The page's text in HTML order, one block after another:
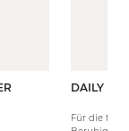
DAILY
Für die